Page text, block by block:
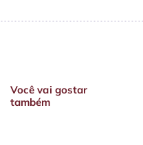
Você vai gostar
também